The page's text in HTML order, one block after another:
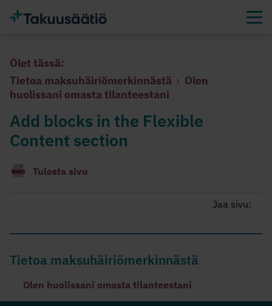
Olet tässä:
Tietoa maksuhäiriömerkinnästä
Olen
huolissani omasta tilanteestani
Add blocks in the Flexible
Content section
Tulosta sivu
Jaa sivu:
Tietoa maksuhäiriömerkinnästä
Olen huolissani omasta tilanteestani